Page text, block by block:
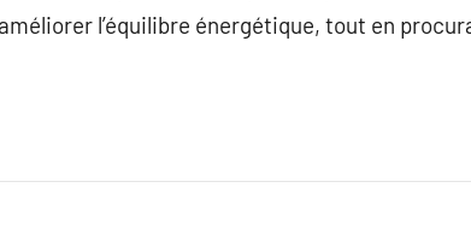
l’équilibre énergétique, tout en